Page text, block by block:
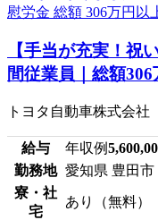
【手当が充実！祝
間従業員｜総額306
トヨタ自動車株式会
給与 年収例
勤務地 愛知県 豊田市
寮・社
宅
あり（無料）